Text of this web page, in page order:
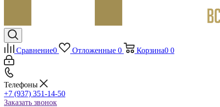
Сравнение0 Отложенные 0 Корзина0 0
Телефоны
+7 (937) 351-14-50
Заказать звонок